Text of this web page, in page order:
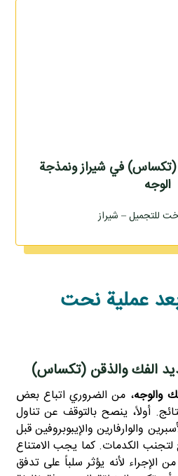
(تكساس) في شيراز ونمذجة
الوجه
للتجميل – شيراز
عملية نحت
والوجه، من الضروري اتباع بعض
أولاً، ينصح بالتوقف عن تناول
والوارفارين والإيبوبروفين قبل
لتجنب الكدمات. كما يجب الامتناع
قبل ٢٤ ساعة من الإجراء لأنه يؤثر سلباً على تدفق